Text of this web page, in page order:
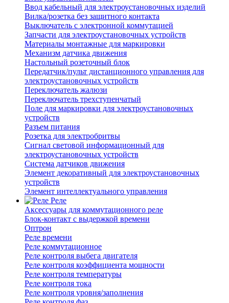
Ввод кабельный для электроустановочных изделий
Вилка/розетка без защитного контакта
Выключатель с электронной коммутацией
Запчасти для электроустановочных устройств
Материалы монтажные для маркировки
Механизм датчика движения
Настольный розеточный блок
Передатчик/пульт дистанционного управления для
электроустановочных устройств
Переключатель жалюзи
Переключатель трехступенчатый
Поле для маркировки для электроустановочных
устройств
Разъем питания
Розетка для электробритвы
Сигнал световой информационный для
электроустановочных устройств
Система датчиков движения
Элемент декоративный для электроустановочных
устройств
Элемент интеллектуального управления
Реле
Аксессуары для коммутационного реле
Блок-контакт с выдержкой времени
Оптрон
Реле времени
Реле коммутационное
Реле контроля выбега двигателя
Реле контроля коэффициента мощности
Реле контроля температуры
Реле контроля тока
Реле контроля уровня/заполнения